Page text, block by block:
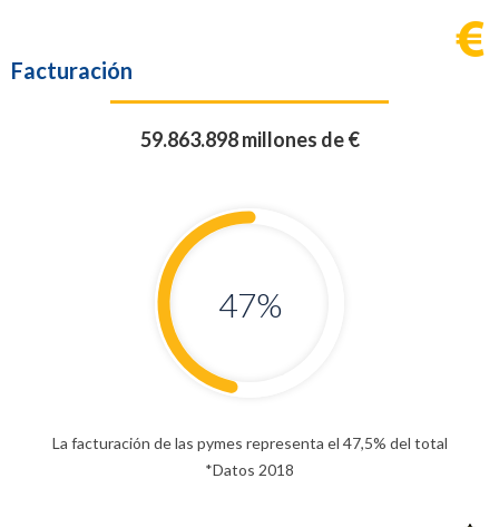
Facturación
59.863.898 millones de €
47%
La facturación de las pymes representa el 47,5% del total
*Datos 2018